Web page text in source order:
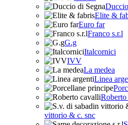
Elite &
Euro far
Franco s.r.l
G.g
Italcornici
IVV
La medea
Linea
vittorio & c. snc